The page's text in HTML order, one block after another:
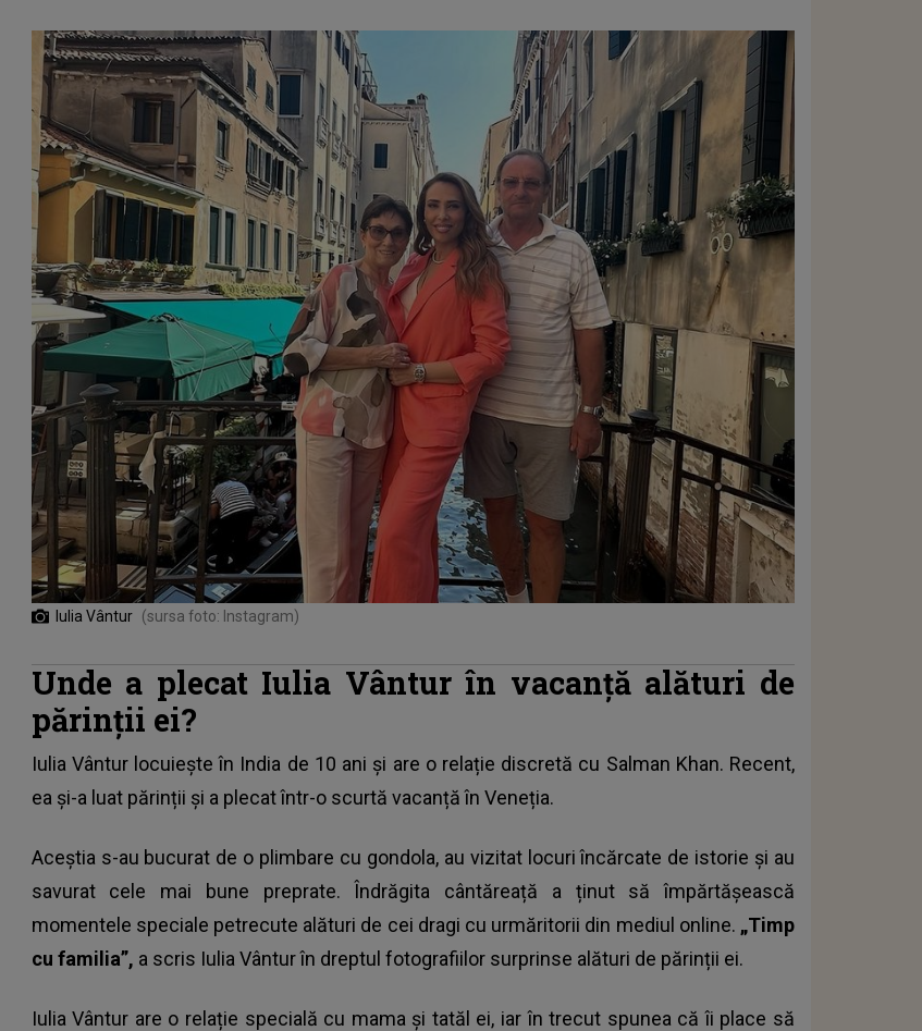
Iulia Vântur (sursa foto: Instagram)
Unde a plecat Iulia Vântur în vacanță alături de
părinții ei?
Iulia Vântur locuiește în India de 10 ani și are o relație discretă cu Salman Khan. Recent,
ea și-a luat părinții și a plecat într-o scurtă vacanță în Veneția.
Aceștia s-au bucurat de o plimbare cu gondola, au vizitat locuri încărcate de istorie și au
savurat cele mai bune preprate. Îndrăgita cântăreață a ținut să împărtășească
momentele speciale petrecute alături de cei dragi cu urmăritorii din mediul online. „Timp
cu familia”, a scris Iulia Vântur în dreptul fotografiilor surprinse alături de părinții ei.
Iulia Vântur are o relație specială cu mama și tatăl ei, iar în trecut spunea că îi place să